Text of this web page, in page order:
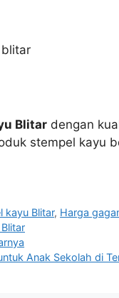
Blitar dengan
stempel kayu
kayu Blitar, Harga
Anak Sekolah di